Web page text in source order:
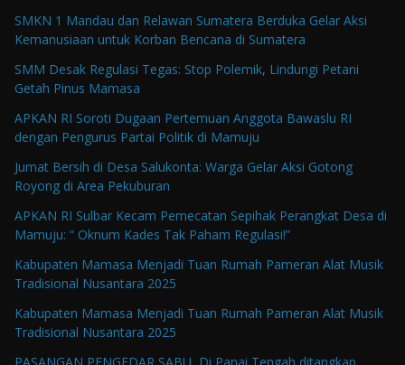
SMKN 1 Mandau dan Relawan Sumatera Berduka Gelar Aksi
Kemanusiaan untuk Korban Bencana di Sumatera
SMM Desak Regulasi Tegas: Stop Polemik, Lindungi Petani
Getah Pinus Mamasa
APKAN RI Soroti Dugaan Pertemuan Anggota Bawaslu RI
dengan Pengurus Partai Politik di Mamuju
Jumat Bersih di Desa Salukonta: Warga Gelar Aksi Gotong
Royong di Area Pekuburan
APKAN RI Sulbar Kecam Pemecatan Sepihak Perangkat Desa di
Mamuju: “ Oknum Kades Tak Paham Regulasi!”
Kabupaten Mamasa Menjadi Tuan Rumah Pameran Alat Musik
Tradisional Nusantara 2025
Kabupaten Mamasa Menjadi Tuan Rumah Pameran Alat Musik
Tradisional Nusantara 2025